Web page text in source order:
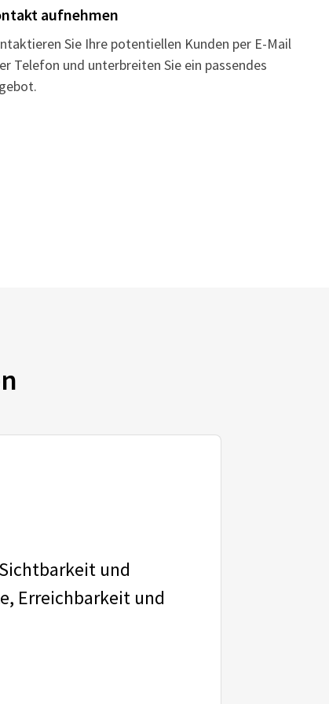
aufnehmen
Sie Ihre potentiellen Kunden per E-Mail
Telefon und unterbreiten Sie ein passendes
und
Erreichbarkeit und